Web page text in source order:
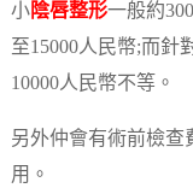
小陰唇整形一般約
至15000人民幣;而針
10000人民幣不等。
另外仲會有術前檢查
用。